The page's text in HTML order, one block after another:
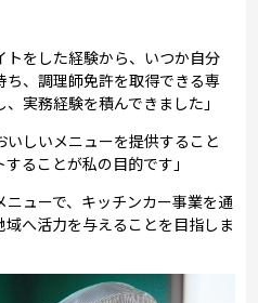
トをした経験から、いつか自分
、調理師免許を取得できる専
実務経験を積んできました」
いしいメニューを提供すること
ることが私の目的です」
ニューで、キッチンカー事業を通
へ活力を与えることを目指しま